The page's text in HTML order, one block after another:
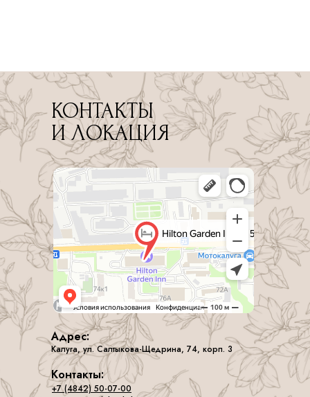
Калуга, ул. Салтыкова-Щедрина, 74, корп. 3
Адрес:
Контакты:
+7 (4842) 50-07-00
КОНТАКТЫ
И ЛОКАЦИЯ